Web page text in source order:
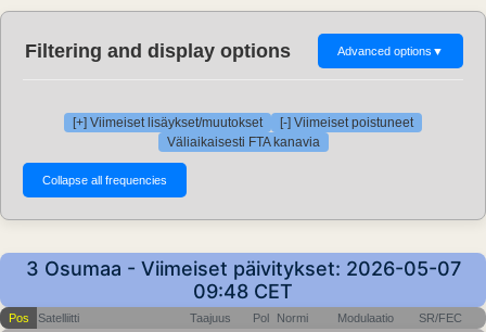
Filtering and display options Advanced options ▼
[+] Viimeiset lisäykset/muutokset
[-] Viimeiset poistuneet
Väliaikaisesti FTA kanavia
3 Osumaa - Viimeiset päivitykset: 2026-05-07
09:48 CET
Pos Satelliitti Taajuus Pol Normi Modulaatio SR/FEC